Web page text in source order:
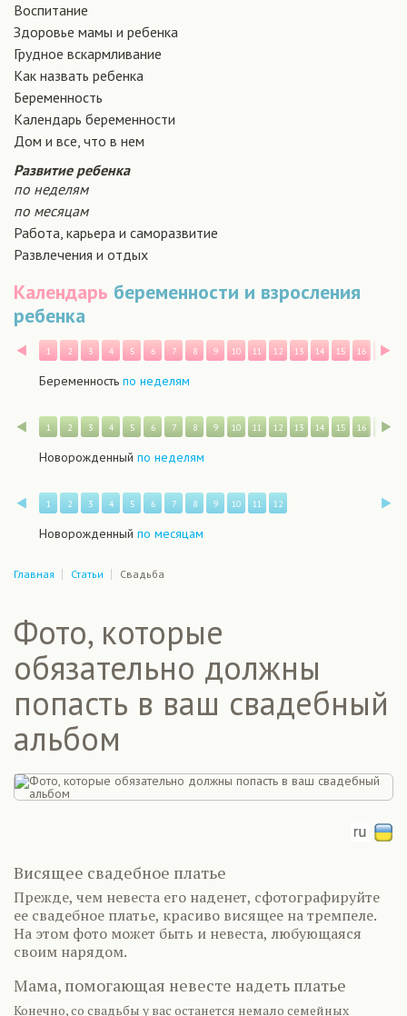
Воспитание
Здоровье мамы и ребенка
Грудное вскармливание
Как назвать ребенка
Беременность
Календарь беременности
Дом и все, что в нем
Развитие ребенка
по неделям
по месяцам
Работа, карьера и саморазвитие
Развлечения и отдых
Календарь беременности и взросления
ребенка
Назад
1 2 3 4 5 6 7 8 9 10 11 12 13 14 15 16 17
Беременность по неделям
Назад
1 2 3 4 5 6 7 8 9 10 11 12 13 14 15 16 17
Новорожденный по неделям
Назад
1 2 3 4 5 6 7 8 9 10 11 12
Новорожденный по месяцам
Главная Статьи Свадьба
Фото, которые
обязательно должны
попасть в ваш свадебный
альбом
Висящее свадебное платье
Прежде, чем невеста его наденет, сфотографируйте
ее свадебное платье, красиво висящее на тремпеле.
На этом фото может быть и невеста, любующаяся
своим нарядом.
Мама, помогающая невесте надеть платье
Конечно, со свадьбы у вас останется немало семейных